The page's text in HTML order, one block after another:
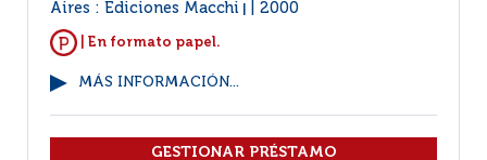
Aires : Ediciones Macchi
2000
| En formato papel.
MÁS INFORMACIÓN...